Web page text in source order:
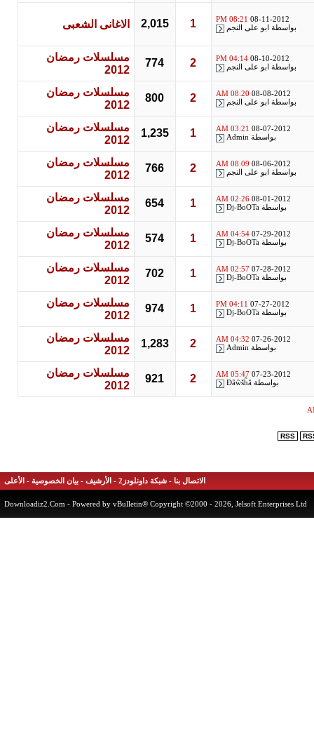
08-11-2012
08:21 PM
بواسطةابو على النجم 2,015 الاغانى الشعبى
08-10-2012
04:14 PM
بواسطةابو على النجم 774
مسلسلات رمضان
2012
08-08-2012
08:20 AM
بواسطةابو على النجم 800
مسلسلات رمضان
2012
08-07-2012
03:21 AM
بواسطةAdmin
1,235
مسلسلات رمضان
2012
08-06-2012
08:09 AM
بواسطةابو على النجم 766
مسلسلات رمضان
2012
08-01-2012
02:26 AM
بواسطةDj-BoOTa
654
مسلسلات رمضان
2012
07-29-2012
04:54 AM
بواسطةDj-BoOTa
574
مسلسلات رمضان
2012
07-28-2012
02:57 AM
بواسطةDj-BoOTa
702
مسلسلات رمضان
2012
07-27-2012
04:11 PM
بواسطةDj-BoOTa
974
مسلسلات رمضان
2012
07-26-2012
04:32 AM
بواسطةAdmin
1,283
مسلسلات رمضان
2012
07-23-2012
05:47 AM
بواسطةĐâŵšĥă
921
مسلسلات رمضان
2012
RSS
الاتصال بنا - شبكة داونلودز2 -الأرشيف-بيان الخصوصية-الأعلى
Downloadiz2.Com- Powered by vBulletin® Copyright ©2000 - 2026, Jelsoft Enterprises